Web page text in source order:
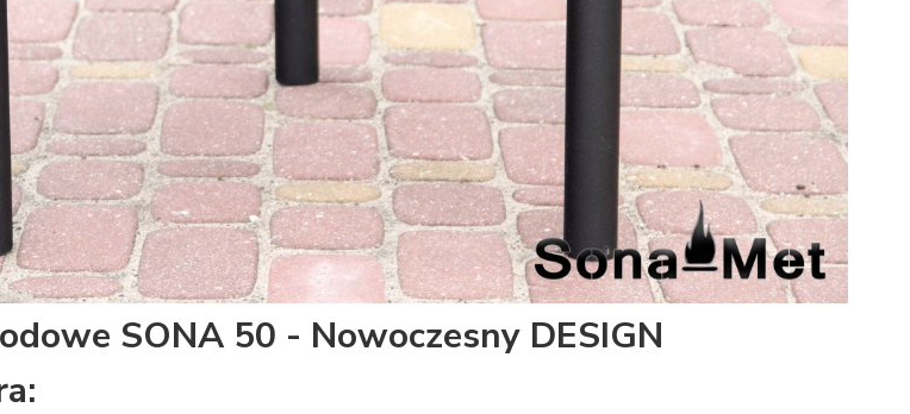
SONA 50 - Nowoczesny DESIGN